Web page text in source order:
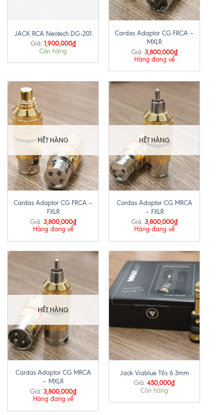
JACK RCA Neotech DG-201
Giá: 1,900,000₫
Còn hàng
Cardas Adaptor CG FRCA –
MXLR
Giá: 3,800,000₫
Hàng đang về
HẾT HÀNG
Cardas Adaptor CG FRCA –
FXLR
Giá: 3,800,000₫
Hàng đang về
HẾT HÀNG
Cardas Adaptor CG MRCA
– FXLR
Giá: 3,800,000₫
Hàng đang về
HẾT HÀNG
Cardas Adaptor CG MRCA
– MXLR
Giá: 3,800,000₫
Hàng đang về
Jack Viablue T6s 6.3mm
Giá: 450,000₫
Còn hàng